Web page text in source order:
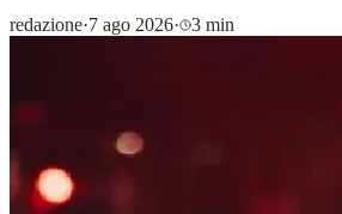
redazione·7 ago 2026· 3 min